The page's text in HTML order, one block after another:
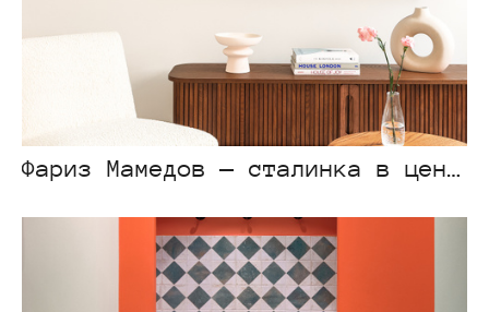
Фариз Мамедов — сталинка в центре Алматы